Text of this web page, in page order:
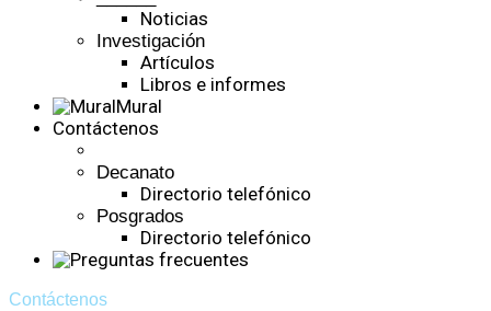
Noticias
Investigación
Artículos
Libros e informes
Mural
Contáctenos
Decanato
Directorio telefónico
Posgrados
Directorio telefónico
Contáctenos